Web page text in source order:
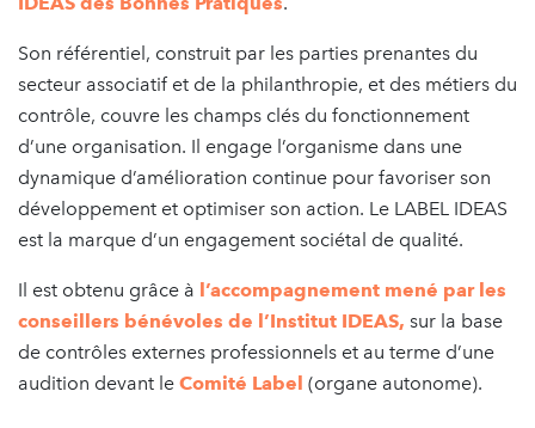
Son référentiel, construit par les parties prenantes du
secteur associatif et de la philanthropie, et des métiers du
contrôle, couvre les champs clés du fonctionnement
d’une organisation. Il engage l’organisme dans une
dynamique d’amélioration continue pour favoriser son
développement et optimiser son action. Le LABEL IDEAS
est la marque d’un engagement sociétal de qualité.
Il est obtenu grâce à l’accompagnement mené par les
conseillers bénévoles de l’Institut IDEAS, sur la base
de contrôles externes professionnels et au terme d’une
audition devant le Comité Label (organe autonome).